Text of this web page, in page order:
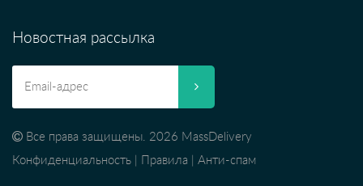
Новостная рассылка
Все права защищены. 2026 MassDelivery
Конфиденциальность
Правила Анти-спам